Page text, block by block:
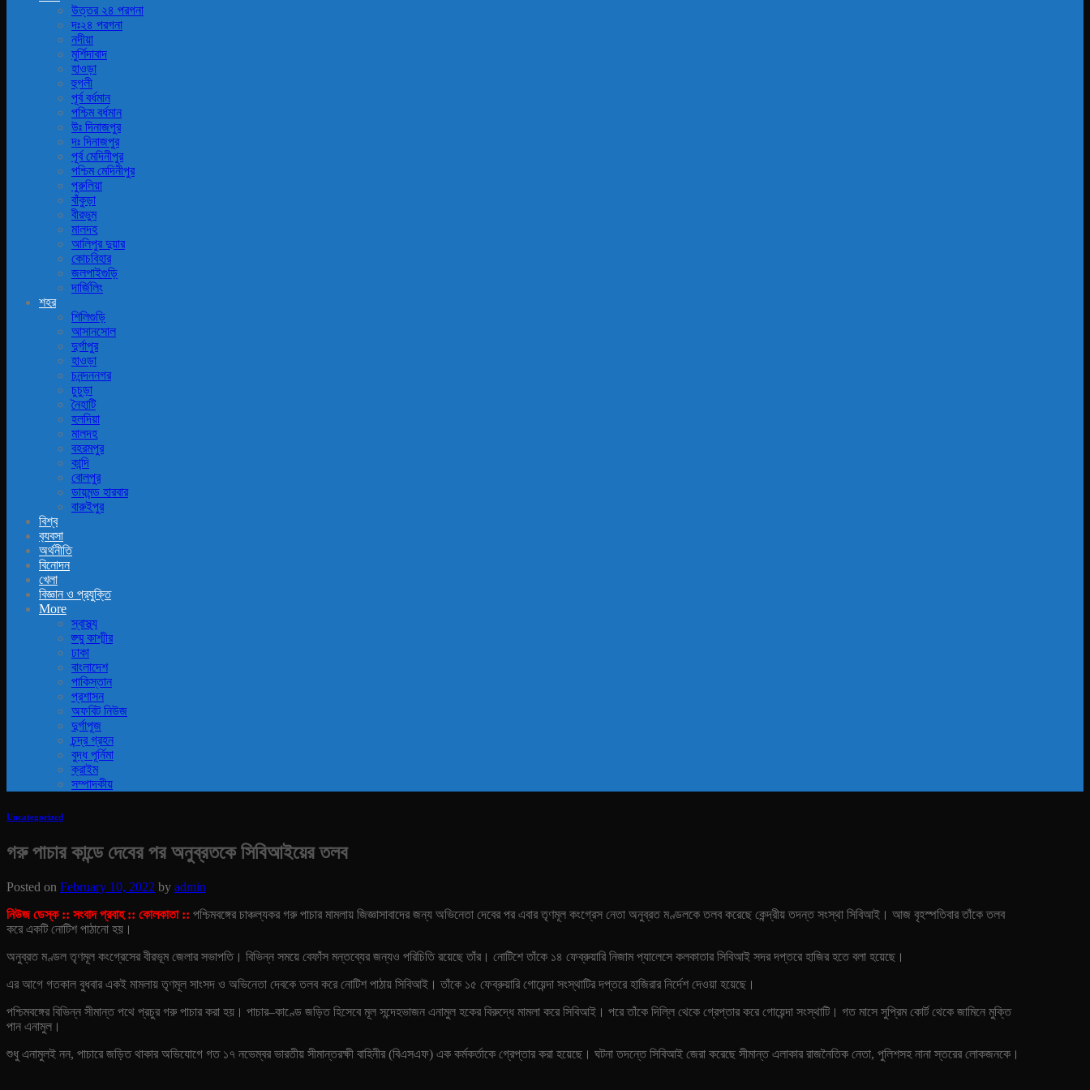
উত্তর ২৪ পরগনা
দঃ২৪ পরগনা
নদীয়া
মুর্শিদাবাদ
হাওড়া
হুগলী
পূর্ব বর্ধমান
পশ্চিম বর্ধমান
উঃ দিনাজপুর
দঃ দিনাজপুর
পূর্ব মেদিনীপুর
পশ্চিম মেদিনীপুর
পুরুলিয়া
বাঁকুড়া
বীরভুম
মালদহ
আলিপুর দুয়ার
কোচবিহার
জলপাইগুড়ি
দার্জিলিং
শহর
শিলিগুড়ি
আসানসোল
দুর্গাপুর
হাওড়া
চনন্দননগর
চুচুড়া
নৈহাটি
হলদিয়া
মালদহ
বহরমপুর
কান্দি
বোলপুর
ডায়মন্ড হারবার
বারুইপুর
বিশ্ব
ব‍্যবসা
অর্থনীতি
বিনোদন
খেলা
বিজ্ঞান ও প্রযুক্তি
More
স্বাস্থ্য
জ্ম্মু কাশ্মীর
ঢাকা
বাংলাদেশ
পাকিস্তান
প্রশাসন
অফবিট নিউজ
দুর্গাপূজ
চন্দ্র গ্রহন
বুদ্ধ পূর্নিমা
ক্রাইম
সম্পাদকীয়
Uncategorized
গরু পাচার কান্ডে দেবের পর অনুব্রতকে সিবিআইয়ের তলব
Posted on February 10, 2022 by admin
নিউজ ডেস্ক :: সংবাদ প্রবাহ :: কোলকাতা :: পশ্চিমবঙ্গের চাঞ্চল্যকর গরু পাচার মামলায় জিজ্ঞাসাবাদের জন্য অভিনেতা দেবের পর এবার তৃণমূল কংগ্রেস নেতা অনুব্রত মণ্ডলকে তলব করেছে কেন্দ্রীয় তদন্ত সংস্থা সিবিআই। আজ বৃহস্পতিবার তাঁকে তলব
করে একটি নোটিশ পাঠানো হয়।
অনুব্রত মণ্ডল তৃণমূল কংগ্রেসের বীরভূম জেলার সভাপতি। বিভিন্ন সময়ে বেফাঁস মন্তব্যের জন্যও পরিচিতি রয়েছে তাঁর। নোটিশে তাঁকে ১৪ ফেব্রুয়ারি নিজাম প্যালেসে কলকাতার সিবিআই সদর দপ্তরে হাজির হতে বলা হয়েছে।
এর আগে গতকাল বুধবার একই মামলায় তৃণমূল সাংসদ ও অভিনেতা দেবকে তলব করে নোটিশ পাঠায় সিবিআই। তাঁকে ১৫ ফেব্রুয়ারি গোয়েন্দা সংস্থাটির দপ্তরে হাজিরার নির্দেশ দেওয়া হয়েছে।
পশ্চিমবঙ্গের বিভিন্ন সীমান্ত পথে প্রচুর গরু পাচার করা হয়। পাচার–কাণ্ডে জড়িত হিসেবে মূল সন্দেহভাজন এনামুল হকের বিরুদ্ধে মামলা করে সিবিআই। পরে তাঁকে দিল্লি থেকে গ্রেপ্তার করে গোয়েন্দা সংস্থাটি। গত মাসে সুপ্রিম কোর্ট থেকে জামিনে মুক্তি
পান এনামুল।
শুধু এনামুলই নন, পাচারে জড়িত থাকার অভিযোগে গত ১৭ নভেম্বর ভারতীয় সীমান্তরক্ষী বাহিনীর (বিএসএফ) এক কর্মকর্তাকে গ্রেপ্তার করা হয়েছে। ঘটনা তদন্তে সিবিআই জেরা করেছে সীমান্ত এলাকার রাজনৈতিক নেতা, পুলিশসহ নানা স্তরের লোকজনকে।